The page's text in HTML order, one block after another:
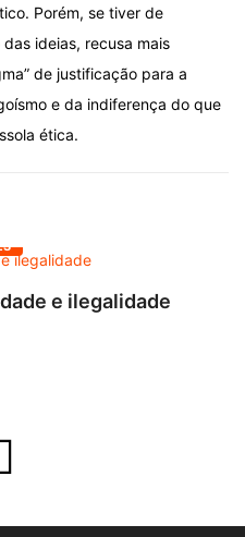
Porém, se tiver de
ideias, recusa mais
de justificação para a
e da indiferença do que
ética.
e ilegalidade